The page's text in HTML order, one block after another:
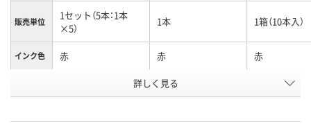
販売単位
1セット（5本：1本
×5）
1本 1箱（10本入）
インク色 赤 赤 赤
5993727 1235431
詳しく見る